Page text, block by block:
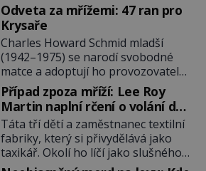
Odveta za mřížemi: 47 ran pro
Krysaře
Charles Howard Schmid mladší
(1942–1975) se narodí svobodné
matce a adoptují ho provozovatelé
pečovatelského domu Charles a
Katharine Schmidovi. Synek jim
mnoho radosti nepřinese. Mezi
přáteli v arizonském Tusconu se
mu přezdívá Krysař. Je to pohledný
a charismatický mladík, kterému to
Případ zpoza mříží: Lee Roy
Martin naplní rčení o volání do
lesa
Táta tří dětí a zaměstnanec textilní
fabriky, který si přivydělává jako
taxikář. Okolí ho líčí jako slušného
člověka. To je Lee Roy Martin